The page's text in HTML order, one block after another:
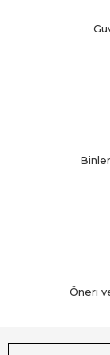
Öneri